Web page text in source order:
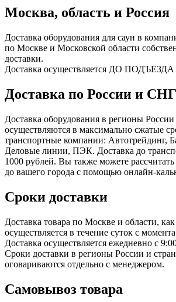
Москва, область и Россия
Доставка оборудования для саун в
по Москве и Московской области
доставки.
Доставка осуществляется ДО
Доставка по России и СНГ
Доставка оборудования в регионы
осуществляются в максимально сжатые
транспортные компании: Автотрейдинг,
Деловые линии, ПЭК. Доставка до
1000 рублей. Вы также можете рассчитать
до вашего города с помощью онлайн-
Сроки доставки
Доставка товара по Москве и области,
осуществляется в течение суток с момента
Доставка осуществляется ежедневно с
Сроки доставки в регионы России и
оговариваются отдельно с менеджером.
Самовывоз товара